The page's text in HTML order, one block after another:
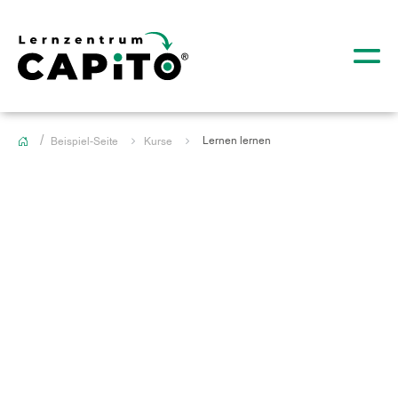
Beispiel-Seite Kurse Lernen lernen